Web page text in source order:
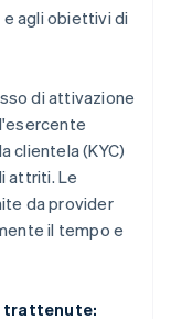
agli obiettivi di
di attivazione
clientela (KYC)
attriti. Le
da provider
il tempo e
trattenute: